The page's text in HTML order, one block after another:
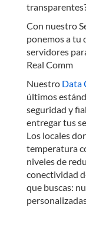
Con nuestro
ponemos a tu
servidores
Real Comm
Nuestro Data
últimos
seguridad y
entregar tus
Los locales
temperatura
niveles de
conectividad
que buscas: